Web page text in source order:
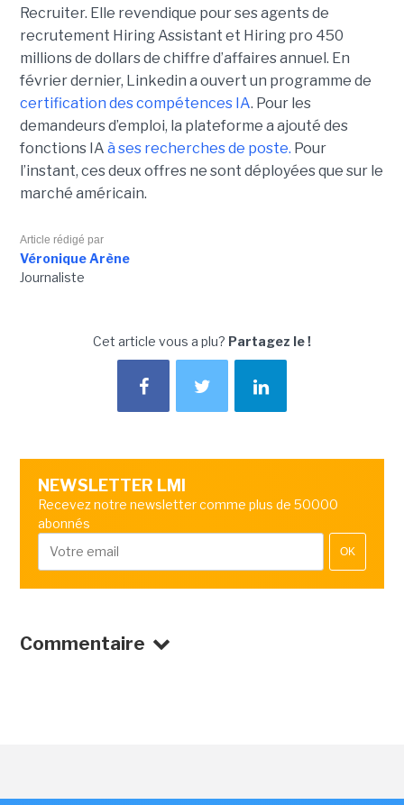
Recruiter. Elle revendique pour ses agents de
recrutement Hiring Assistant et Hiring pro 450
millions de dollars de chiffre d’affaires annuel. En
février dernier, Linkedin a ouvert un programme de
certification des compétences IA. Pour les
demandeurs d’emploi, la plateforme a ajouté des
fonctions IA à ses recherches de poste. Pour
l’instant, ces deux offres ne sont déployées que sur le
marché américain.
Article rédigé par
Véronique Arène
Journaliste
Cet article vous a plu? Partagez le !
NEWSLETTER LMI
Recevez notre newsletter comme plus de 50000
abonnés
OK
Commentaire